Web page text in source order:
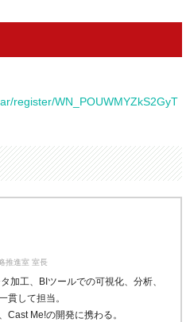
register/WN_POUWMYZkS2GyT
推進室 室長
加工、BIツールでの可視化、分析、
貫して担当。
Me!の開発に携わる。